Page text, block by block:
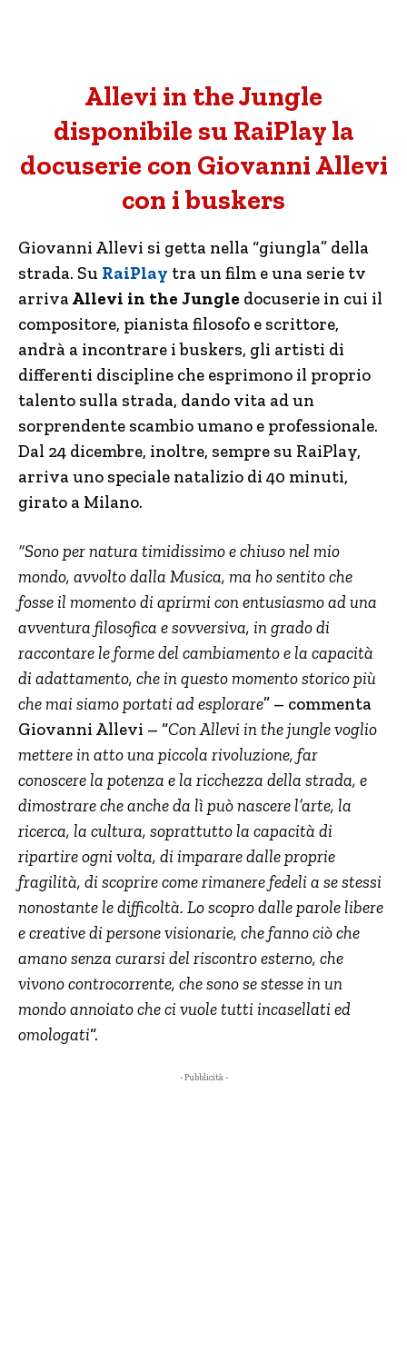
Allevi in the Jungle
disponibile su RaiPlay la
docuserie con Giovanni Allevi
con i buskers
Giovanni Allevi si getta nella “giungla” della
strada. Su RaiPlay tra un film e una serie tv
arrivaAllevi in the Jungle docuserie in cui il
compositore, pianista filosofo e scrittore,
andrà a incontrare i buskers, gli artisti di
differenti discipline che esprimono il proprio
talento sulla strada, dando vita ad un
sorprendente scambio umano e professionale.
Dal 24 dicembre, inoltre, sempre su RaiPlay,
arriva uno speciale natalizio di 40 minuti,
girato a Milano.
“Sono per natura timidissimo e chiuso nel mio
mondo, avvolto dalla Musica, ma ho sentito che
fosse il momento di aprirmi con entusiasmo ad una
avventura filosofica e sovversiva, in grado di
raccontare le forme del cambiamento e la capacità
di adattamento, che in questo momento storico più
che mai siamo portati ad esplorare” – commenta
Giovanni Allevi – “Con Allevi in the jungle voglio
mettere in atto una piccola rivoluzione, far
conoscere la potenza e la ricchezza della strada, e
dimostrare che anche da lì può nascere l’arte, la
ricerca, la cultura, soprattutto la capacità di
ripartire ogni volta, di imparare dalle proprie
fragilità, di scoprire come rimanere fedeli a se stessi
nonostante le difficoltà. Lo scopro dalle parole libere
e creative di persone visionarie, che fanno ciò che
amano senza curarsi del riscontro esterno, che
vivono controcorrente, che sono se stesse in un
mondo annoiato che ci vuole tutti incasellati ed
omologati“.
- Pubblicità -